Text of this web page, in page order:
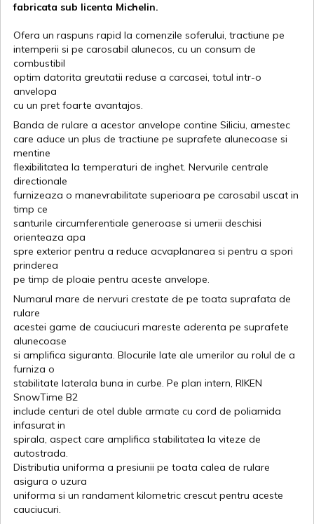
fabricata sub licenta Michelin.
Ofera un raspuns rapid la comenzile soferului, tractiune pe
intemperii si pe carosabil alunecos, cu un consum de
combustibil
optim datorita greutatii reduse a carcasei, totul intr-o
anvelopa
cu un pret foarte avantajos.
Banda de rulare a acestor anvelope contine Siliciu, amestec
care aduce un plus de tractiune pe suprafete alunecoase si
mentine
flexibilitatea la temperaturi de inghet. Nervurile centrale
directionale
furnizeaza o manevrabilitate superioara pe carosabil uscat in
timp ce
santurile circumferentiale generoase si umerii deschisi
orienteaza apa
spre exterior pentru a reduce acvaplanarea si pentru a spori
prinderea
pe timp de ploaie pentru aceste anvelope.
Numarul mare de nervuri crestate de pe toata suprafata de
rulare
acestei game de cauciucuri mareste aderenta pe suprafete
alunecoase
si amplifica siguranta. Blocurile late ale umerilor au rolul de a
furniza o
stabilitate laterala buna in curbe. Pe plan intern, RIKEN
SnowTime B2
include centuri de otel duble armate cu cord de poliamida
infasurat in
spirala, aspect care amplifica stabilitatea la viteze de
autostrada.
Distributia uniforma a presiunii pe toata calea de rulare
asigura o uzura
uniforma si un randament kilometric crescut pentru aceste
cauciucuri.